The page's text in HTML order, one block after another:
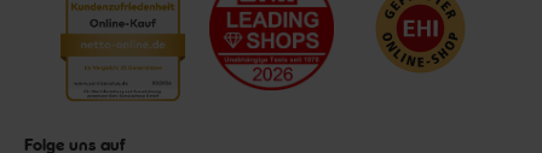
Folge uns auf